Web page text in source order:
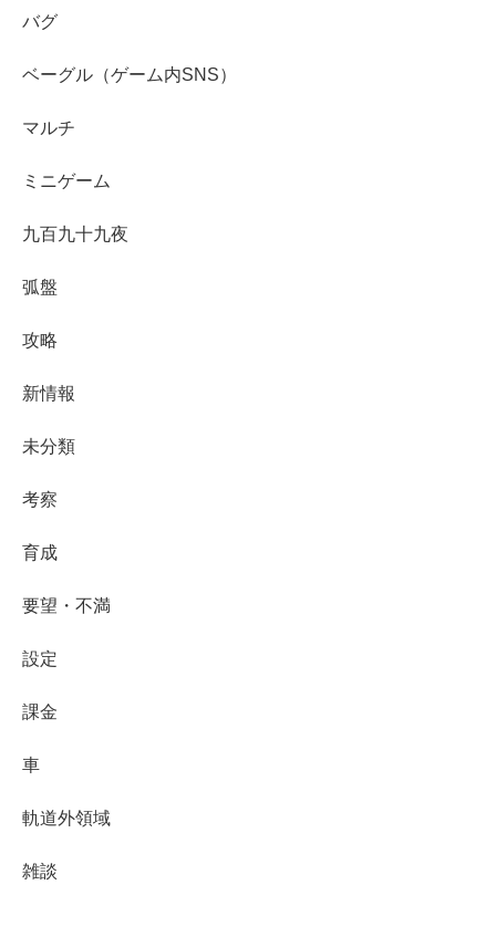
バグ
ベーグル（ゲーム内SNS）
マルチ
ミニゲーム
九百九十九夜
弧盤
攻略
新情報
未分類
考察
育成
要望・不満
設定
課金
車
軌道外領域
雑談